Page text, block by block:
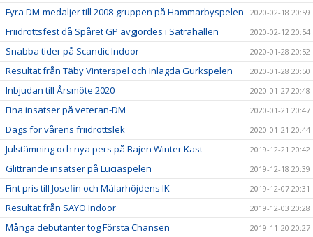
Fyra DM-medaljer till 2008-gruppen på Hammarbyspelen 2020-02-18 20:59
Friidrottsfest då Spåret GP avgjordes i Sätrahallen 2020-02-12 20:54
Snabba tider på Scandic Indoor 2020-01-28 20:52
Resultat från Täby Vinterspel och Inlagda Gurkspelen 2020-01-28 20:50
Inbjudan till Årsmöte 2020 2020-01-27 20:48
Fina insatser på veteran-DM 2020-01-21 20:47
Dags för vårens friidrottslek 2020-01-21 20:44
Julstämning och nya pers på Bajen Winter Kast 2019-12-21 20:42
Glittrande insatser på Luciaspelen 2019-12-18 20:39
Fint pris till Josefin och Mälarhöjdens IK 2019-12-07 20:31
Resultat från SAYO Indoor 2019-12-03 20:28
Många debutanter tog Första Chansen 2019-11-20 20:27